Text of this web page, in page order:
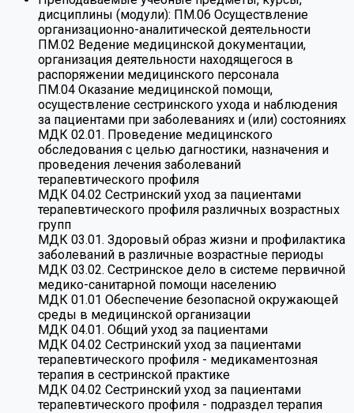
дисциплины (модули): ПМ.06 Осуществление
организационно-аналитической деятельности
ПМ.02 Ведение медицинской документации,
организация деятельности находящегося в
распоряжении медицинского персонала
ПМ.04 Оказание медицинской помощи,
осуществление сестринского ухода и наблюдения
за пациентами при заболеваниях и (или) состояниях
МДК 02.01. Проведение медицинского
обследования с целью дагностики, назначения и
проведения лечения заболеваний
терапевтического профиля
МДК 04.02 Сестринский уход за пациентами
терапевтического профиля различных возрастных
групп
МДК 03.01. Здоровый образ жизни и профилактика
заболеваний в различные возрастные периоды
МДК 03.02. Сестринское дело в системе первичной
медико-санитарной помощи населению
МДК 01.01 Обеспечение безопасной окружающей
среды в медицинской организации
МДК 04.01. Общий уход за пациентами
МДК 04.02 Сестринский уход за пациентами
терапевтического профиля - медикаментозная
терапия в сестринской практике
МДК 04.02 Сестринский уход за пациентами
терапевтического профиля - подраздел терапия